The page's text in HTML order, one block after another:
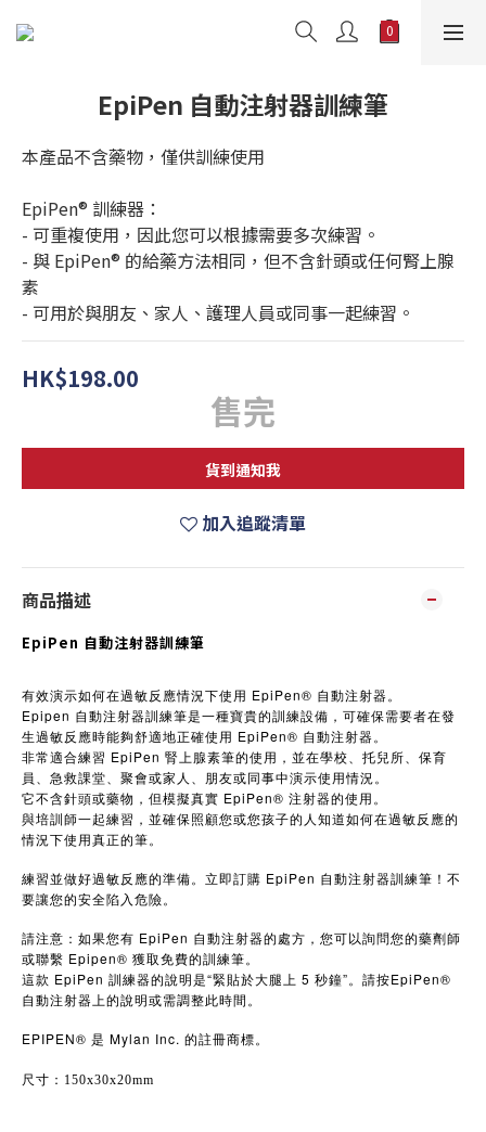
EpiPen 自動注射器訓練筆
本產品不含藥物，僅供訓練使用
EpiPen® 訓練器：
- 可重複使用，因此您可以根據需要多次練習。
- 與 EpiPen® 的給藥方法相同，但不含針頭或任何腎上腺
素
- 可用於與朋友、家人、護理人員或同事一起練習。
HK$198.00
售完
貨到通知我
加入追蹤清單
商品描述
EpiPen 自動注射器訓練筆
有效演示如何在過敏反應情況下使用 EpiPen® 自動注射器。
Epipen 自動注射器訓練筆是一種寶貴的訓練設備，可確保需要者在發
生過敏反應時能夠舒適地正確使用 EpiPen® 自動注射器。
非常適合練習 EpiPen 腎上腺素筆的使用，並在學校、托兒所、保育
員、急救課堂、聚會或家人、朋友或同事中演示使用情況。
它不含針頭或藥物，但模擬真實 EpiPen® 注射器的使用。
與培訓師一起練習，並確保照顧您或您孩子的人知道如何在過敏反應的
情況下使用真正的筆。
練習並做好過敏反應的準備。立即訂購 EpiPen 自動注射器訓練筆！不
要讓您的安全陷入危險。
請注意：如果您有 EpiPen 自動注射器的處方，您可以詢問您的藥劑師
或聯繫 Epipen® 獲取免費的訓練筆。
這款 EpiPen 訓練器的說明是“緊貼於大腿上 5 秒鐘”。請按EpiPen®
自動注射器上的說明或需調整此時間。
EPIPEN® 是 Mylan Inc. 的註冊商標。
尺寸：150x30x20mm